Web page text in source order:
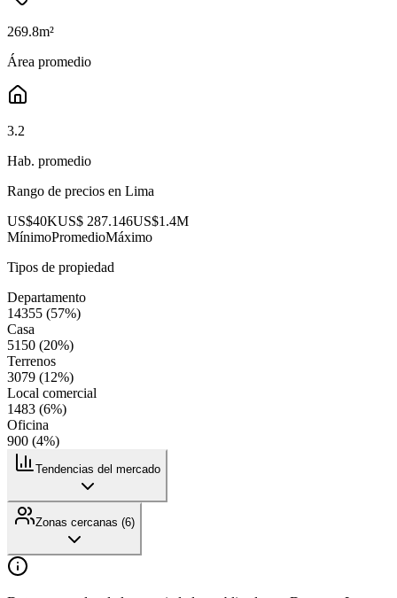
269.8m²
Área promedio
3.2
Hab. promedio
Rango de precios en Lima
US$40KUS$ 287.146US$1.4M
MínimoPromedioMáximo
Tipos de propiedad
Departamento
14355 (57%)
Casa
5150 (20%)
Terrenos
3079 (12%)
Local comercial
1483 (6%)
Oficina
900 (4%)
Tendencias del mercado
Zonas cercanas (6)